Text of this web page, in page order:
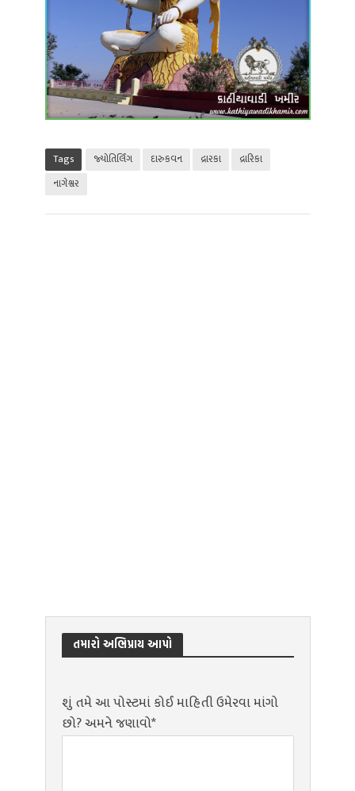
Tags જ્યોતિર્લિંગ દારુકવન દ્રારકા
દ્રારિકા
નાગેશ્વર
તમારો અભિપ્રાય આપો
શું તમે આ પોસ્ટમાં કોઈ માહિતી ઉમેરવા માંગો
છો? અમને જણાવો*